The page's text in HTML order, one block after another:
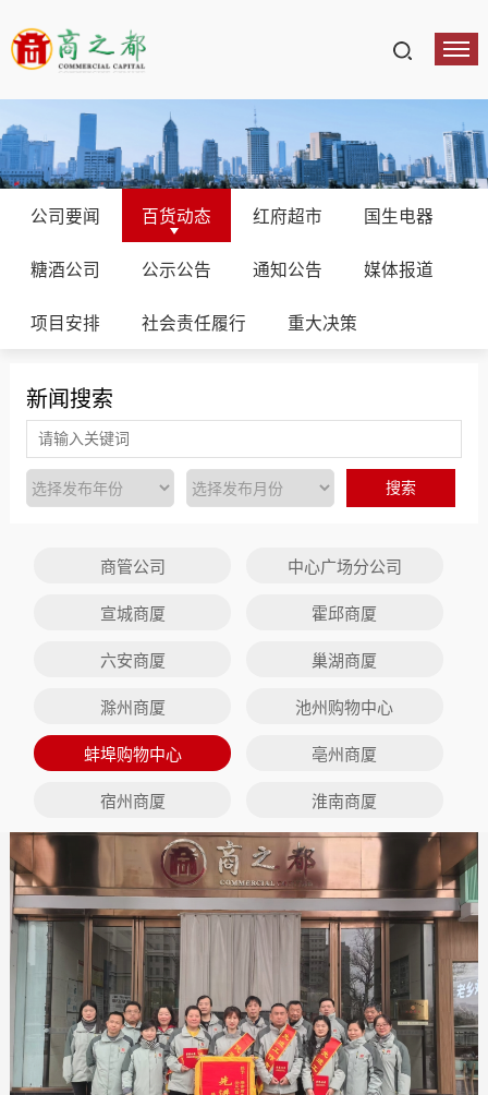
公司要闻 百货动态 红府超市 国生电器
糖酒公司 公示公告 通知公告 媒体报道
项目安排 社会责任履行 重大决策
新闻搜索
商管公司 中心广场分公司
宣城商厦 霍邱商厦
六安商厦 巢湖商厦
滁州商厦 池州购物中心
蚌埠购物中心 亳州商厦
宿州商厦 淮南商厦